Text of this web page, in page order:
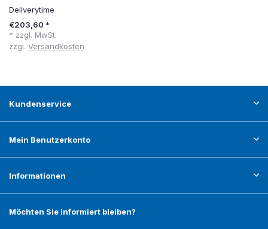
Deliverytime
€203,60 *
* zzgl. MwSt.
zzgl. Versandkosten
Kundenservice
Mein Benutzerkonto
Informationen
Möchten Sie informiert bleiben?